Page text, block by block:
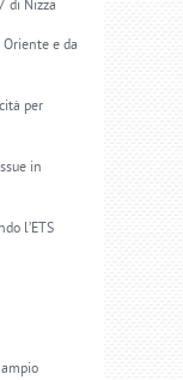
di Nizza
e da
per
in
l’ETS